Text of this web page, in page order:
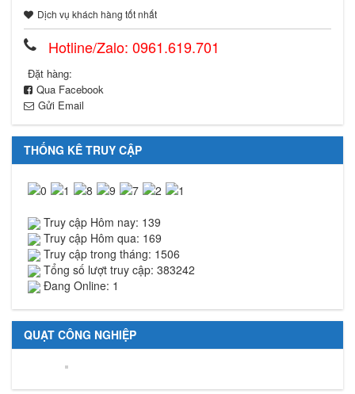
Dịch vụ khách hàng tốt nhất
Hotline/Zalo: 0961.619.701
Đặt hàng:
Qua Facebook
Gửi Email
THỐNG KÊ TRUY CẬP
Truy cập Hôm nay: 139
Truy cập Hôm qua: 169
Truy cập trong tháng: 1506
Tổng số lượt truy cập: 383242
Đang Online: 1
QUẠT CÔNG NGHIỆP